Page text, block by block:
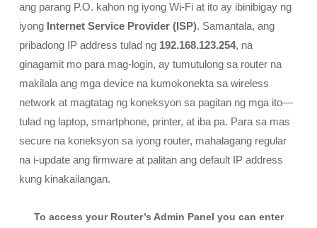
ang parang P.O. kahon ng iyong Wi-Fi at ito ay ibinibigay ng
iyong Internet Service Provider (ISP). Samantala, ang
pribadong IP address tulad ng 192.168.123.254, na
ginagamit mo para mag-login, ay tumutulong sa router na
makilala ang mga device na kumokonekta sa wireless
network at magtatag ng koneksyon sa pagitan ng mga ito—
tulad ng laptop, smartphone, printer, at iba pa. Para sa mas
secure na koneksyon sa iyong router, mahalagang regular
na i-update ang firmware at palitan ang default IP address
kung kinakailangan.
To access your Router’s Admin Panel you can enter